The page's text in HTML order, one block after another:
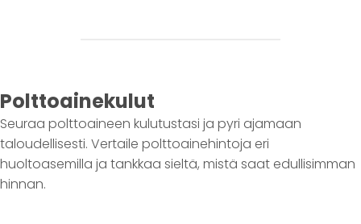
Polttoainekulut
Seuraa polttoaineen kulutustasi ja pyri ajamaan
taloudellisesti. Vertaile polttoainehintoja eri
huoltoasemilla ja tankkaa sieltä, mistä saat edullisimman
hinnan.